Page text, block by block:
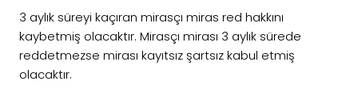
3 aylık süreyi kaçıran mirasçı miras red hakkını
kaybetmiş olacaktır. Mirasçı mirası 3 aylık sürede
reddetmezse mirası kayıtsız şartsız kabul etmiş
olacaktır.